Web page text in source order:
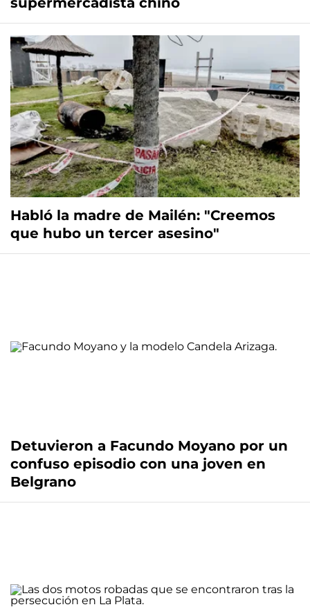
Habló la madre de Mailén: "Creemos
que hubo un tercer asesino"
Detuvieron a Facundo Moyano por un
confuso episodio con una joven en
Belgrano